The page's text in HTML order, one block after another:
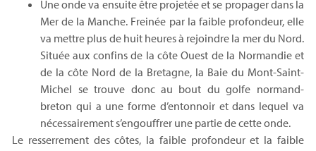
Une onde va ensuite être projetée et se propager dans la
Mer de la Manche. Freinée par la faible profondeur, elle
va mettre plus de huit heures à rejoindre la mer du Nord.
Située aux confins de la côte Ouest de la Normandie et
de la côte Nord de la Bretagne, la Baie du Mont-Saint-
Michel se trouve donc au bout du golfe normand-
breton qui a une forme d’entonnoir et dans lequel va
nécessairement s’engouffrer une partie de cette onde.
Le resserrement des côtes, la faible profondeur et la faible